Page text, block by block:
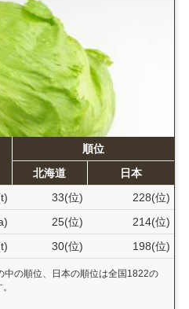
順位
北海道
日本
33(位)
228(位)
25(位)
214(位)
30(位) 198(位)
の順位、日本の順位は全国1822の